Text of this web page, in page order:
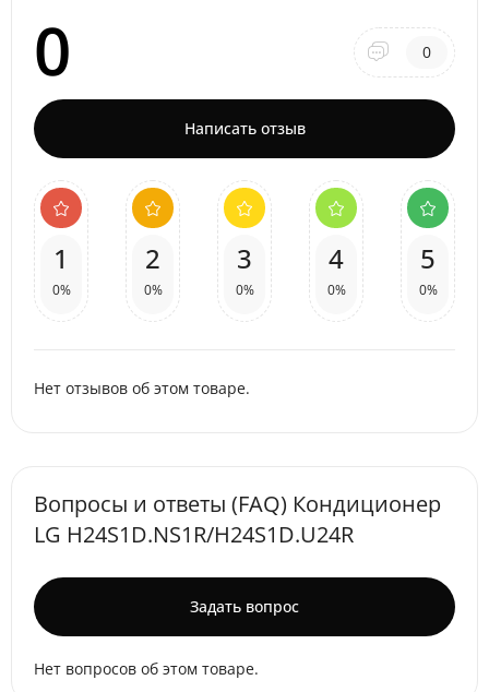
0 0
Написать отзыв
1
0%
2
0%
3
0%
4
0%
5
0%
Нет отзывов об этом товаре.
Вопросы и ответы (FAQ) Кондиционер
LG H24S1D.NS1R/H24S1D.U24R
Задать вопрос
Нет вопросов об этом товаре.